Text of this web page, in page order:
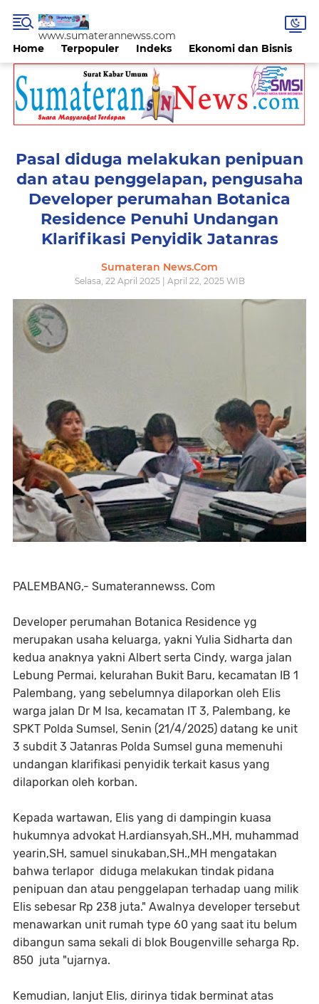
Home Terpopuler Indeks Ekonomi dan Bisnis
www.sumaterannewss.com
Pasal diduga melakukan penipuan
dan atau penggelapan, pengusaha
Developer perumahan Botanica
Residence Penuhi Undangan
Klarifikasi Penyidik Jatanras
Sumateran News.Com
Selasa, 22 April 2025 | April 22, 2025 WIB
PALEMBANG,- Sumaterannewss. Com
Developer perumahan Botanica Residence yg
merupakan usaha keluarga, yakni Yulia Sidharta dan
kedua anaknya yakni Albert serta Cindy, warga jalan
Lebung Permai, kelurahan Bukit Baru, kecamatan IB 1
Palembang, yang sebelumnya dilaporkan oleh Elis
warga jalan Dr M Isa, kecamatan IT 3, Palembang, ke
SPKT Polda Sumsel, Senin (21/4/2025) datang ke unit
3 subdit 3 Jatanras Polda Sumsel guna memenuhi
undangan klarifikasi penyidik terkait kasus yang
dilaporkan oleh korban.
Kepada wartawan, Elis yang di dampingin kuasa
hukumnya advokat H.ardiansyah,SH.,MH, muhammad
yearin,SH, samuel sinukaban,SH.,MH mengatakan
bahwa terlapor diduga melakukan tindak pidana
penipuan dan atau penggelapan terhadap uang milik
Elis sebesar Rp 238 juta." Awalnya developer tersebut
menawarkan unit rumah type 60 yang saat itu belum
dibangun sama sekali di blok Bougenville seharga Rp.
850 juta "ujarnya.
Kemudian, lanjut Elis, dirinya tidak berminat atas